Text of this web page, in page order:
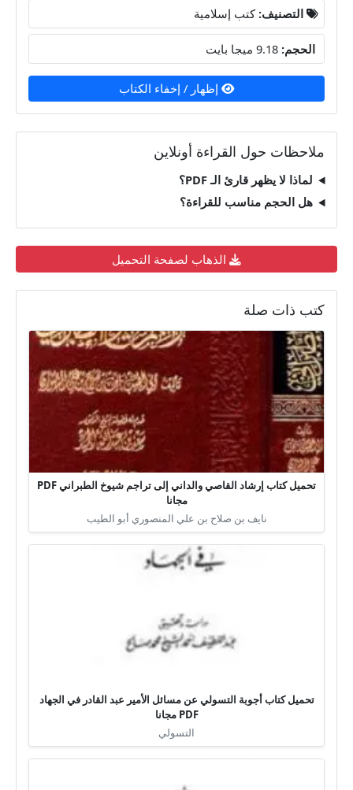
التصنيف: كتب إسلامية
الحجم:
إظهار / إخفاء الكتاب
ملاحظات حول القراءة أونلاين
لماذا لا يظهر قارئ الـ PDF؟
هل الحجم مناسب للقراءة؟
الذهاب لصفحة التحميل
كتب ذات صلة
تحميل كتاب إرشاد القاصي والداني إلى تراجم شيوخ الطبراني PDF
مجانا
نايف بن صلاح بن علي المنصوري أبو الطيب
تحميل كتاب أجوبة التسولي عن مسائل الأمير عبد القادر في الجهاد
PDF مجانا
التسولي